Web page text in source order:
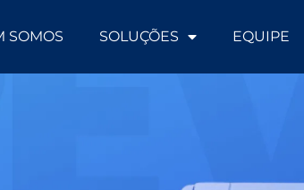
SOMOS SOLUÇÕES EQUIPE